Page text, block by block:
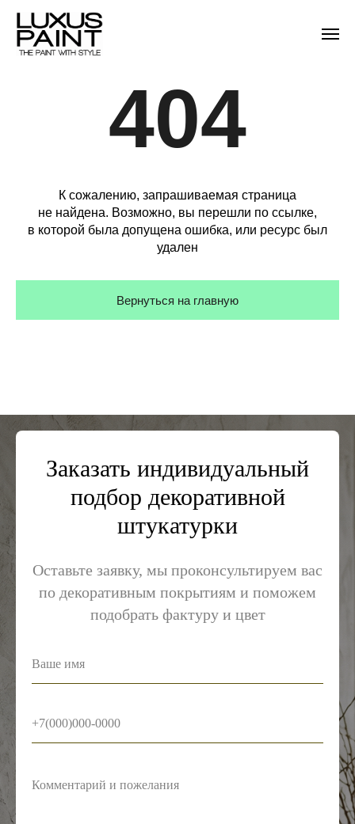
404
К сожалению, запрашиваемая страница
не найдена. Возможно, вы перешли по ссылке,
в которой была допущена ошибка, или ресурс был
удален
Вернуться на главную
Заказать индивидуальный
подбор декоративной
штукатурки
Оставьте заявку, мы проконсультируем вас
по декоративным покрытиям и поможем
подобрать фактуру и цвет